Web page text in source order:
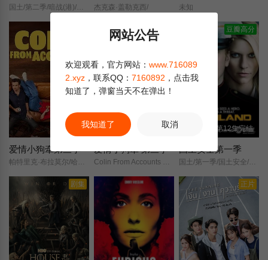
杰克森·盖勒克西/ 未知
第3集
爱情小狗牵第三季
帕特里克·布拉莫尔/哈丽特·戴尔/
更新第03集
爱情小狗牵 第三季
Colin From Accounts Season 3/
豆瓣高分
第12集完结
国土安全第一季
国土/第一季/国土安全/第一季/
剧集 正片
网站公告
欢迎观看，官方网站： www.716089
2.xyz ，联系QQ： 7160892 ，点击我
知道了，弹窗当天不在弹出！
我知道了 取消